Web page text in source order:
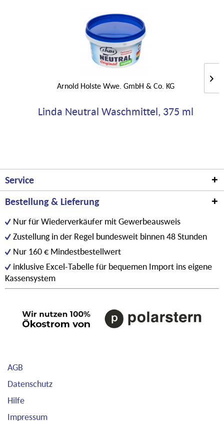
Arnold Holste Wwe. GmbH & Co. KG
Linda Neutral Waschmittel, 375 ml
Service
Bestellung & Lieferung
Nur für Wiederverkäufer mit Gewerbeausweis
Zustellung in der Regel bundesweit binnen 48 Stunden
Nur 160 € Mindestbestellwert
inklusive Excel-Tabelle für bequemen Import ins eigene
Kassensystem
AGB
Datenschutz
Hilfe
Impressum